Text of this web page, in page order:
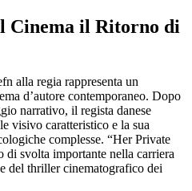
Cinema il Ritorno di
alla regia rappresenta un
d’autore contemporaneo. Dopo
narrativo, il regista danese
visivo caratteristico e la sua
complesse. “Her Private
di svolta importante nella carriera
del thriller cinematografico dei